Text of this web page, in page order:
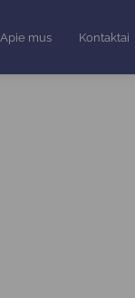
Apie mus Kontaktai